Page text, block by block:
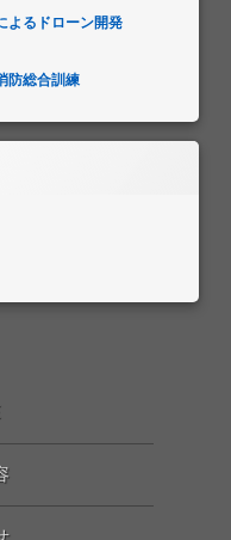
よるドローン開発
防総合訓練